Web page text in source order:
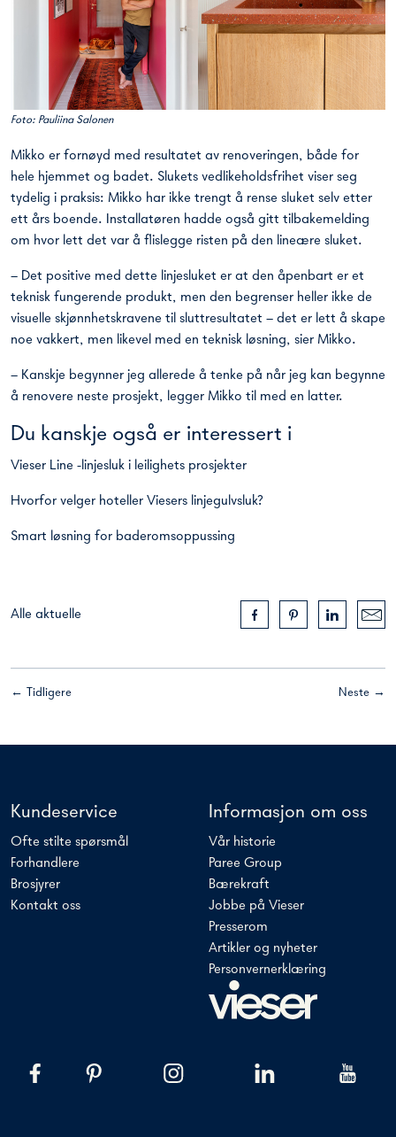
Foto: Pauliina Salonen
Mikko er fornøyd med resultatet av renoveringen, både for
hele hjemmet og badet. Slukets vedlikeholdsfrihet viser seg
tydelig i praksis: Mikko har ikke trengt å rense sluket selv etter
ett års boende. Installatøren hadde også gitt tilbakemelding
om hvor lett det var å flislegge risten på den lineære sluket.
– Det positive med dette linjesluket er at den åpenbart er et
teknisk fungerende produkt, men den begrenser heller ikke de
visuelle skjønnhetskravene til sluttresultatet – det er lett å skape
noe vakkert, men likevel med en teknisk løsning, sier Mikko.
– Kanskje begynner jeg allerede å tenke på når jeg kan begynne
å renovere neste prosjekt, legger Mikko til med en latter.
Du kanskje også er interessert i
Vieser Line -linjesluk i leilighets prosjekter
Hvorfor velger hoteller Viesers linjegulvsluk?
Smart løsning for baderomsoppussing
Alle aktuelle
Neste →
← Tidligere
Kundeservice
Ofte stilte spørsmål
Forhandlere
Brosjyrer
Kontakt oss
Informasjon om oss
Vår historie
Paree Group
Bærekraft
Jobbe på Vieser
Presserom
Artikler og nyheter
Personvernerklæring